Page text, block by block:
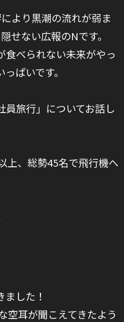
より黒潮の流れが弱ま
せない広報のNです。
食べられない未来がやっ
ぱいです。
旅行」についてお話し
上、総勢45名で飛行機へ
した！
空耳が聞こえてきたよう